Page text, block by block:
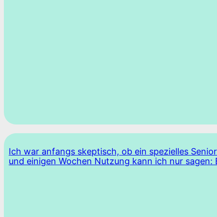
Ich war anfangs skeptisch, ob ein spezielles
und einigen Wochen Nutzung kann ich nur